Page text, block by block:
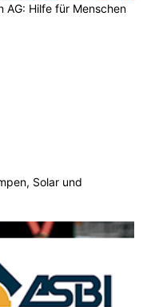
AG: Hilfe für Menschen
Solar und